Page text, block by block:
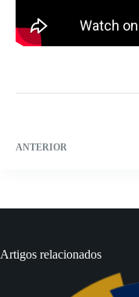
ANTERIOR
Artigos relacionados